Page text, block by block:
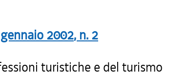
2002, n. 2
turistiche e del turismo